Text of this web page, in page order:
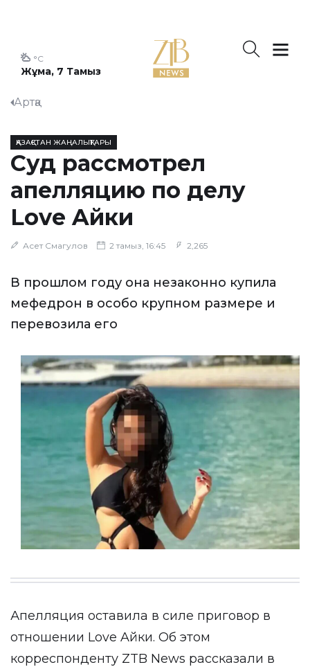
Жұма, 7 Тамыз
°C
Артқа
ҚАЗАҚСТАН ЖАҢАЛЫҚТАРЫ
Суд рассмотрел
апелляцию по делу
Love Aйки
Асет Смагулов 2 тамыз, 16:45 2,265
В прошлом году она незаконно купила
мефедрон в особо крупном размере и
перевозила его
Апелляция оставила в силе приговор в
отношении Love Aйки. Об этом
корреспонденту ZTB News рассказали в